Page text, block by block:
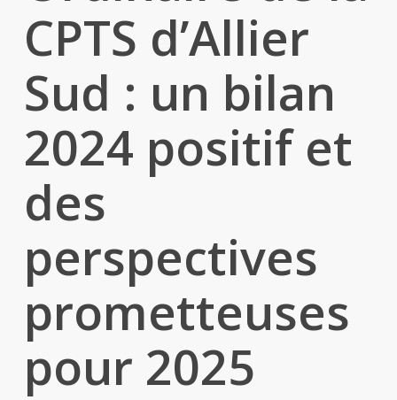
CPTS d’Allier
Sud : un bilan
2024 positif et
des
perspectives
prometteuses
pour 2025